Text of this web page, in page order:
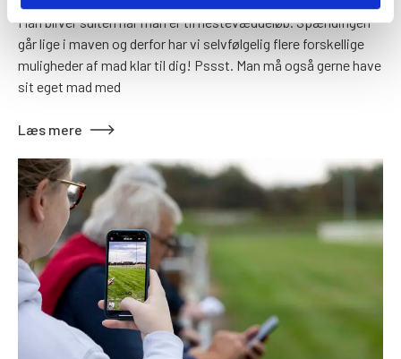
Man bliver sulten når man er til hestevæddeløb. Spændingen
går lige i maven og derfor har vi selvfølgelig flere forskellige
muligheder af mad klar til dig! Pssst. Man må også gerne have
sit eget mad med
Læs mere